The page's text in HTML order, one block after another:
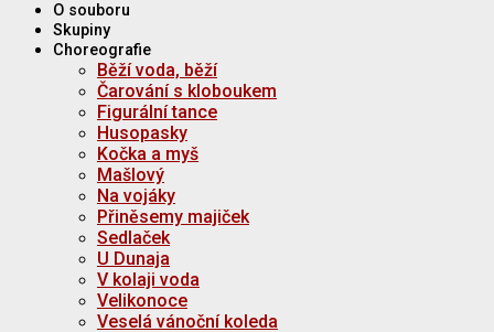
O souboru
Skupiny
Choreografie
Běží voda, běží
Čarování s kloboukem
Figurální tance
Husopasky
Kočka a myš
Mašlový
Na vojáky
Přiněsemy majiček
Sedlaček
U Dunaja
V kolaji voda
Velikonoce
Veselá vánoční koleda